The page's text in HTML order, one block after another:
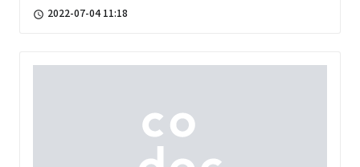
access_time 2022-07-04 11:18